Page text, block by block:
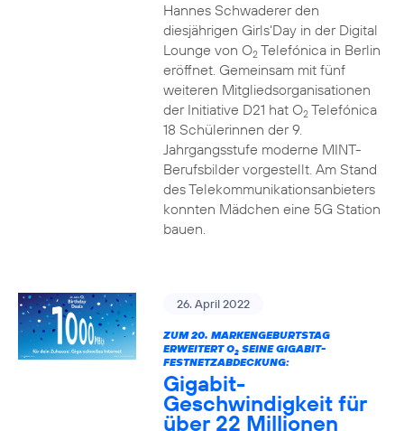
Hannes Schwaderer den
diesjährigen Girls‘Day in der Digital
Lounge von O2Telefónica in Berlin
eröffnet. Gemeinsam mit fünf
weiteren Mitgliedsorganisationen
der Initiative D21 hat O2Telefónica
18 Schülerinnen der 9.
Jahrgangsstufe moderne MINT-
Berufsbilder vorgestellt. Am Stand
des Telekommunikationsanbieters
konnten Mädchen eine 5G Station
bauen.
26. April 2022
ZUM 20. MARKENGEBURTSTAG
ERWEITERT O2SEINE GIGABIT-
FESTNETZABDECKUNG:
Gigabit-
Geschwindigkeit für
über 22 Millionen